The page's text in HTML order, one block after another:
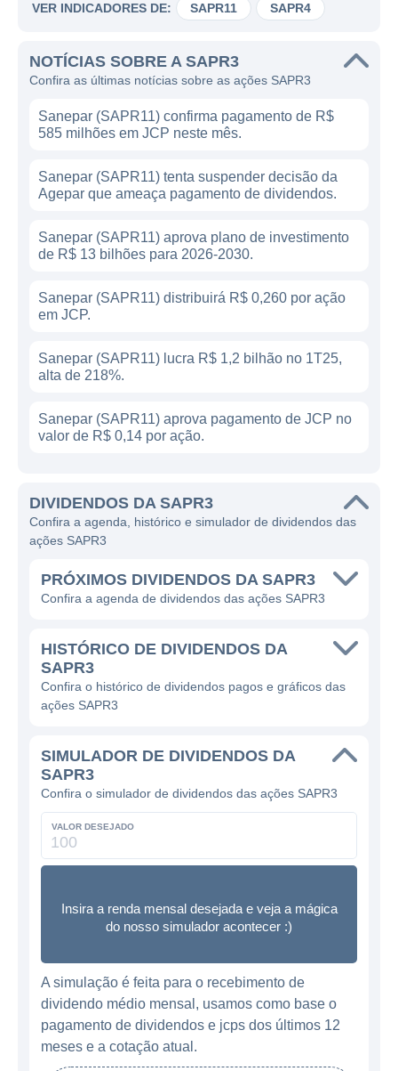
VER INDICADORES DE: SAPR11 SAPR4
NOTÍCIAS SOBRE A SAPR3
Confira as últimas notícias sobre as ações SAPR3
Sanepar (SAPR11) confirma pagamento de R$
585 milhões em JCP neste mês.
Sanepar (SAPR11) tenta suspender decisão da
Agepar que ameaça pagamento de dividendos.
Sanepar (SAPR11) aprova plano de investimento
de R$ 13 bilhões para 2026-2030.
Sanepar (SAPR11) distribuirá R$ 0,260 por ação
em JCP.
Sanepar (SAPR11) lucra R$ 1,2 bilhão no 1T25,
alta de 218%.
Sanepar (SAPR11) aprova pagamento de JCP no
valor de R$ 0,14 por ação.
DIVIDENDOS DA SAPR3
Confira a agenda, histórico e simulador de dividendos das
ações SAPR3
PRÓXIMOS DIVIDENDOS DA SAPR3
Confira a agenda de dividendos das ações SAPR3
HISTÓRICO DE DIVIDENDOS DA
SAPR3
Confira o histórico de dividendos pagos e gráficos das
ações SAPR3
SIMULADOR DE DIVIDENDOS DA
SAPR3
Confira o simulador de dividendos das ações SAPR3
VALOR DESEJADO
Insira a renda mensal desejada e veja a mágica
do nosso simulador acontecer :)
A simulação é feita para o recebimento de
dividendo médio mensal, usamos como base o
pagamento de dividendos e jcps dos últimos 12
meses e a cotação atual.